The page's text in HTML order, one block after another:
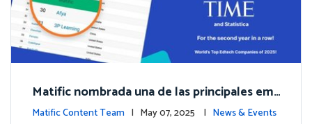
Matific nombrada una de las principales em
presas EdTech del mundo por TIME en 2025
Matific Content Team | May 07, 2025 | News & Events